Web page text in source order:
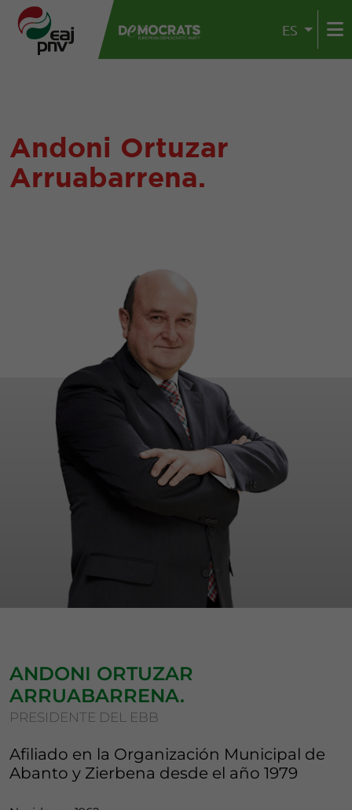
ES
Andoni Ortuzar
Arruabarrena.
ANDONI ORTUZAR
ARRUABARRENA.
PRESIDENTE DEL EBB
Afiliado en la Organización Municipal de
Abanto y Zierbena desde el año 1979